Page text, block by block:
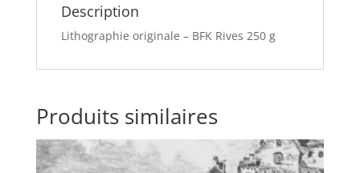
Description
Lithographie originale – BFK Rives 250 g
Produits similaires